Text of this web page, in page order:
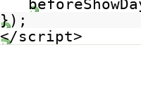
});
</script>